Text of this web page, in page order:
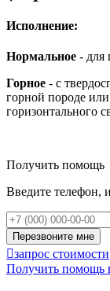
Исполнение:
Нормальное - для
Горное - с
горной породе
горизонтального
Получить помощь
Введите телефон,
Перезвоните мне
запрос стоимости
Получить помощь